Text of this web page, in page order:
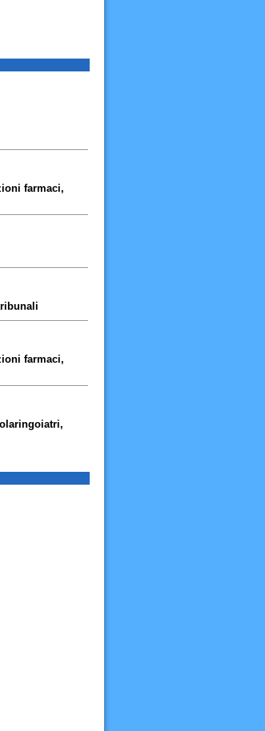
farmaci,
farmaci,